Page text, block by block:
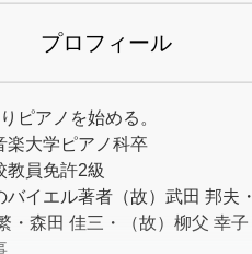
プロフィール
ピアノを始める。
楽大学ピアノ科卒
教員免許2級
バイエル著者（故）武田 邦夫・
・森田 佳三・（故）柳父 幸子